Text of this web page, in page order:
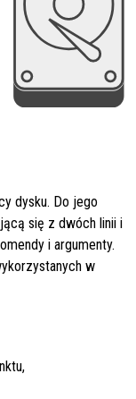
dysku. Do jego
się z dwóch linii i
i argumenty.
w